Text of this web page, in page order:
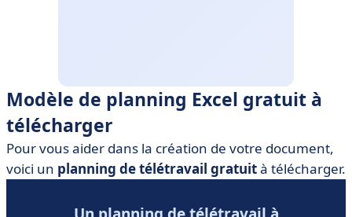
Modèle de planning Excel gratuit à
télécharger
Pour vous aider dans la création de votre document,
voici un planning de télétravail gratuità télécharger.